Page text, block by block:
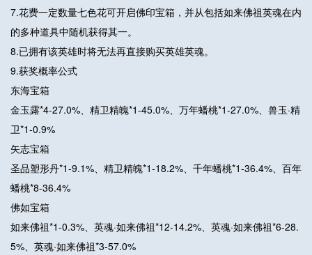
7.花费一定数量七色花可开启佛印宝箱，并从包括如来佛祖英魂在内
的多种道具中随机获得其一。
8.已拥有该英雄时将无法再直接购买英雄英魂。
9.获奖概率公式
东海宝箱
金玉露*4-27.0%、精卫精魄*1-45.0%、万年蟠桃*1-27.0%、兽玉·精
卫*1-0.9%
矢志宝箱
圣品塑形丹*1-9.1%、精卫精魄*1-18.2%、千年蟠桃*1-36.4%、百年
蟠桃*8-36.4%
佛如宝箱
如来佛祖*1-0.3%、英魂·如来佛祖*12-14.2%、英魂·如来佛祖*6-28.
5%、英魂·如来佛祖*3-57.0%